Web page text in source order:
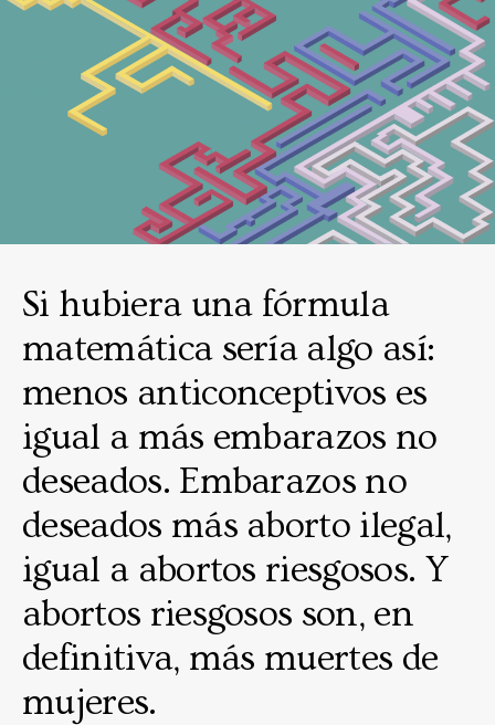
Si hubiera una fórmula
matemática sería algo así:
menos anticonceptivos es
igual a más embarazos no
deseados. Embarazos no
deseados más aborto ilegal,
igual a abortos riesgosos. Y
abortos riesgosos son, en
definitiva, más muertes de
mujeres.